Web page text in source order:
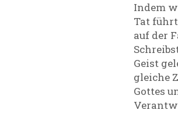
Indem
Tat
auf der
Geist
gleiche
Gottes